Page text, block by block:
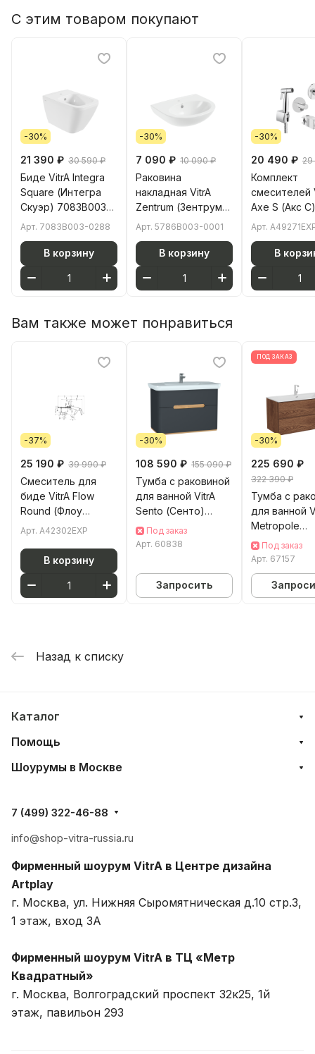
С этим товаром покупают
-30%
21 390 ₽ 30 590 ₽
Биде VitrA Integra
Square (Интегра
Скуэр) 7083B003-
0288 подвесное
отверстием под
смеситель
покрытие Hygiene
Арт. 7083B003-0288
В корзину
-30%
7 090 ₽ 10 090 ₽
Раковина
накладная VitrA
Zentrum (Зентрум)
5786B003-0001 60
антибактериальное
покрытие Hygiene
(Хайджн)
Арт. 5786B003-0001
В корзину
-30%
20 490 ₽ 29
Комплект
смесителей
Axe S (Акс С)
A49271EXP
Арт.
В
Вам также может понравиться
-37%
25 190 ₽ 39 990 ₽
Смеситель для
биде VitrA Flow
Round (Флоу
Раунд) A42302EXP
хром латунь
Арт. A42302EXP
В корзину
-30%
108 590 ₽ 155 090 ₽
Тумба с раковиной
для ванной VitrA
Sento (Сенто)
60838 100 см
матовая антрацит
Под заказ
Арт. 60838
Запросить
ПОД ЗАКАЗ
-30%
225 690 ₽
322 390 ₽
Тумба с
для ванной
Metropole
грецкий
Под заказ
Арт. 67157
Назад к списку
Каталог
Помощь
Шоурумы в Москве
7 (499) 322-46-88
info@shop-vitra-russia.ru
Фирменный шоурум VitrA в Центре дизайна
Artplay
г. Москва, ул. Нижняя Сыромятническая д.10 стр.3,
1 этаж, вход 3A
Фирменный шоурум VitrA в ТЦ «Метр
Квадратный»
г. Москва, Волгоградский проспект 32к25, 1й
этаж, павильон 293